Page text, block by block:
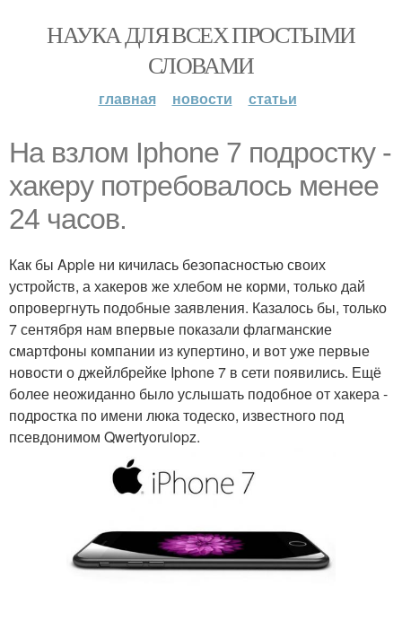
НАУКА ДЛЯ ВСЕХ ПРОСТЫМИ
СЛОВАМИ
главная новости статьи
На взлом Iphone 7 подростку -
хакеру потребовалось менее
24 часов.
Как бы Apple ни кичилась безопасностью своих
устройств, а хакеров же хлебом не корми, только дай
опровергнуть подобные заявления. Казалось бы, только
7 сентября нам впервые показали флагманские
смартфоны компании из купертино, и вот уже первые
новости о джейлбрейке Iphone 7 в сети появились. Ещё
более неожиданно было услышать подобное от хакера -
подростка по имени люка тодеско, известного под
псевдонимом Qwertyoruiopz.